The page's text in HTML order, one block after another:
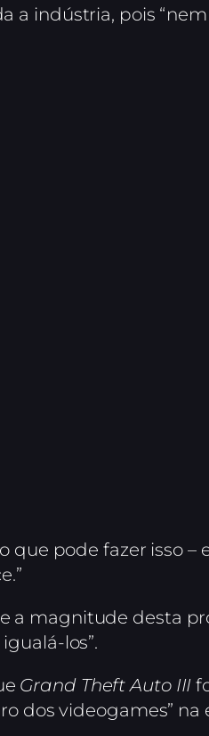
indústria, pois “nem
que pode fazer isso
a magnitude desta
los”.
Grand Theft Auto III
dos videogames” na